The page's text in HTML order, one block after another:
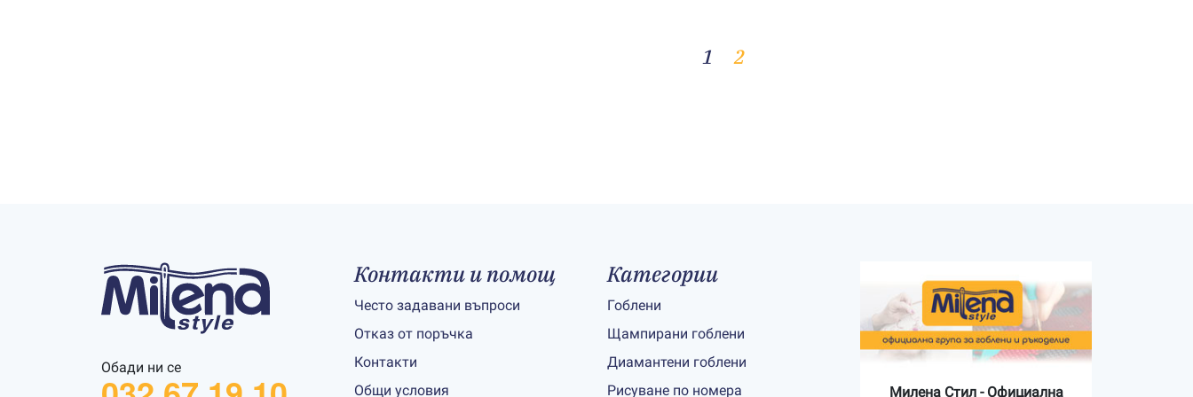
1 2
Обади ни се
Контакти и помощ
Често задавани въпроси
Отказ от поръчка
Контакти
Общи условия
Категории
Гоблени
Щампирани гоблени
Диамантени гоблени
Рисуване по номера
Милена Стил - Официална